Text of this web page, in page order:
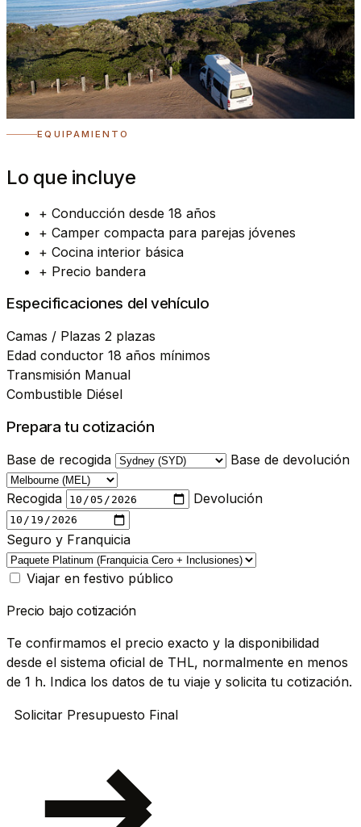
EQUIPAMIENTO
Lo que incluye
+ Conducción desde 18 años
+ Camper compacta para parejas jóvenes
+ Cocina interior básica
+ Precio bandera
Especificaciones del vehículo
Camas / Plazas 2 plazas
Edad conductor 18 años mínimos
Transmisión Manual
Combustible Diésel
Prepara tu cotización
Base de recogida Base de devolución
Recogida Devolución
Seguro y Franquicia
Viajar en festivo público
Precio bajo cotización
Te confirmamos el precio exacto y la disponibilidad
desde el sistema oficial de THL, normalmente en menos
de 1 h. Indica los datos de tu viaje y solicita tu cotización.
Solicitar Presupuesto Final